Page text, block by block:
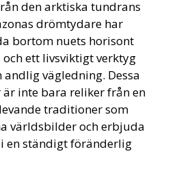
den arktiska tundrans
drömtydare har
bortom nuets horisont
ett livsviktigt verktyg
vägledning. Dessa
inte bara reliker från en
traditioner som
världsbilder och erbjuda
en ständigt föränderlig